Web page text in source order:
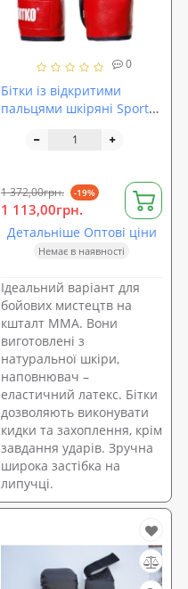
0
Бітки із відкритими
пальцями шкіряні Sportko
1 372,00грн. -19%
1 113,00грн.
Детальніше Оптові ціни
Немає в наявності
Ідеальний варіант для
бойових мистецтв на
кшталт ММА. Вони
виготовлені з
натуральної шкіри,
наповнювач –
еластичний латекс. Бітки
дозволяють виконувати
кидки та захоплення, крім
завдання ударів. Зручна
широка застібка на
липучці.